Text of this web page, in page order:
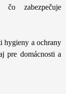
čo zabezpečuje
hygieny a ochrany
pre domácnosti a